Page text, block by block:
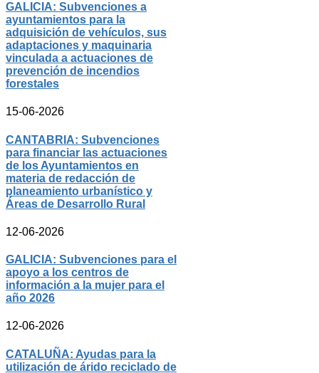
GALICIA: Subvenciones a
ayuntamientos para la
adquisición de vehículos, sus
adaptaciones y maquinaria
vinculada a actuaciones de
prevención de incendios
forestales
15-06-2026
CANTABRIA: Subvenciones
para financiar las actuaciones
de los Ayuntamientos en
materia de redacción de
planeamiento urbanístico y
Áreas de Desarrollo Rural
12-06-2026
GALICIA: Subvenciones para el
apoyo a los centros de
información a la mujer para el
año 2026
12-06-2026
CATALUÑA: Ayudas para la
utilización de árido reciclado de